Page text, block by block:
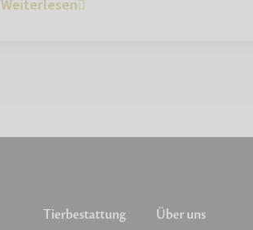
Weiterlesen
Tierbestattung Über uns